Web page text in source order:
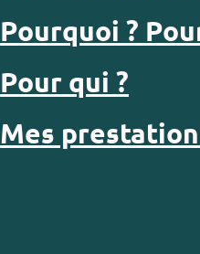
Pourquoi ?
Pour qui ?
Mes